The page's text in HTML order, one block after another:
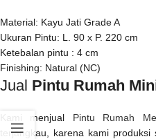
Material: Kayu Jati Grade A
Ukuran Pintu: L. 90 x P. 220 cm
Ketebalan pintu : 4 cm
Finishing: Natural (NC)
Jual Pintu Rumah
Kami menjual Pintu Rumah
terjangkau, karena kami